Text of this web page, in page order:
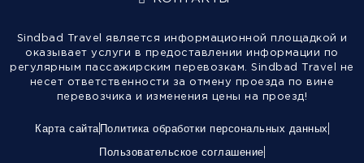
Sindbad Travel является информационной площадкой и
оказывает услуги в предоставлении информации по
регулярным пассажирским перевозкам. Sindbad Travel не
несет ответственности за отмену проезда по вине
перевозчика и изменения цены на проезд!
Карта сайта Политика обработки персональных данных
Пользовательское соглашение